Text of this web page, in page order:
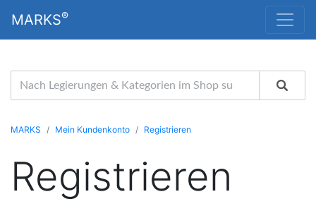
MARKS®
MARKS Mein Kundenkonto Registrieren
Registrieren